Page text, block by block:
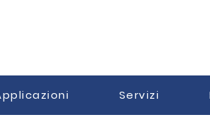
Servizi